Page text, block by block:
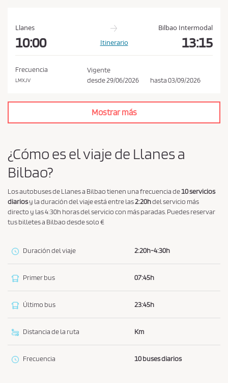
i
c
a
r
v
c
i
d
a
Llanes Bilbao Intermodal
10:00 Itinerario 13:15
Frecuencia
LMXJV
Vigente
desde29/06/2026 hasta03/09/2026
Mostrar más
¿Cómo es el viaje de Llanes a
Bilbao?
Los autobuses de Llanes a Bilbao tienen una frecuencia de10 servicios
diariosy la duración del viaje está entre las2:20hdel servicio más
directo y las 4:30h horas del servicio con más paradas. Puedes reservar
tus billetes a Bilbao desde solo €
Duración del viaje 2:20h-4:30h
Primer bus 07:45h
Último bus 23:45h
Distancia de la ruta Km
Frecuencia 10 buses diarios